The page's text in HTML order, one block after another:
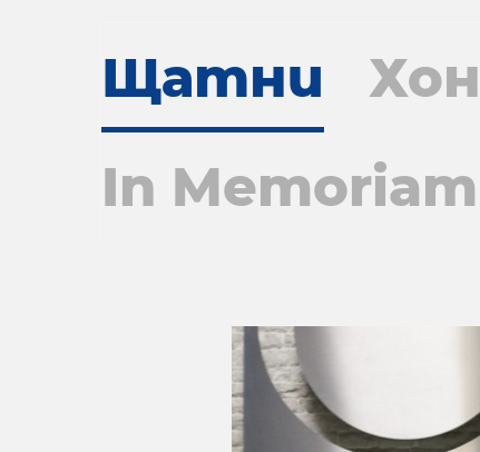
Щатни
In Memoriam